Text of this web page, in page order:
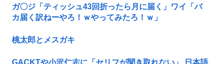
ガ〇ジ「ティッシュ43回折ったら月に届く」ワイ「バ
カ届く訳ねーやろ！ｗやってみたろ！ｗ」
桃太郎とメスガキ